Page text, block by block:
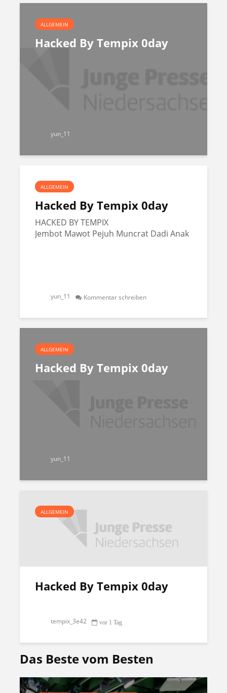
ALLGEMEIN
Hacked By Tempix 0day
yun_11
ALLGEMEIN
Hacked By Tempix 0day
HACKED BY TEMPIX
Jembot Mawot Pejuh Muncrat Dadi Anak
yun_11 Kommentar schreiben
ALLGEMEIN
Hacked By Tempix 0day
yun_11
ALLGEMEIN
Hacked By Tempix 0day
tempix_3e42 vor 1 Tag
Das Beste vom Besten